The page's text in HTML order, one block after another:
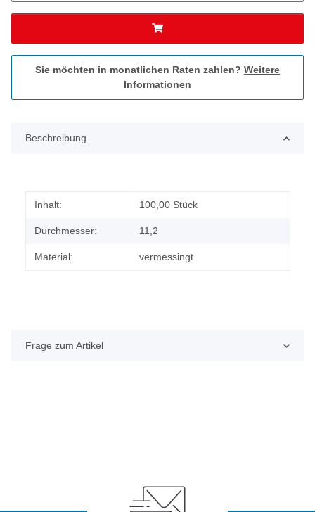
Sie möchten in monatlichen Raten zahlen? Weitere
Informationen
Beschreibung
Produkteigenschaft
Wert
Inhalt: 100,00 Stück
Durchmesser: 11,2
Material: vermessingt
Frage zum Artikel